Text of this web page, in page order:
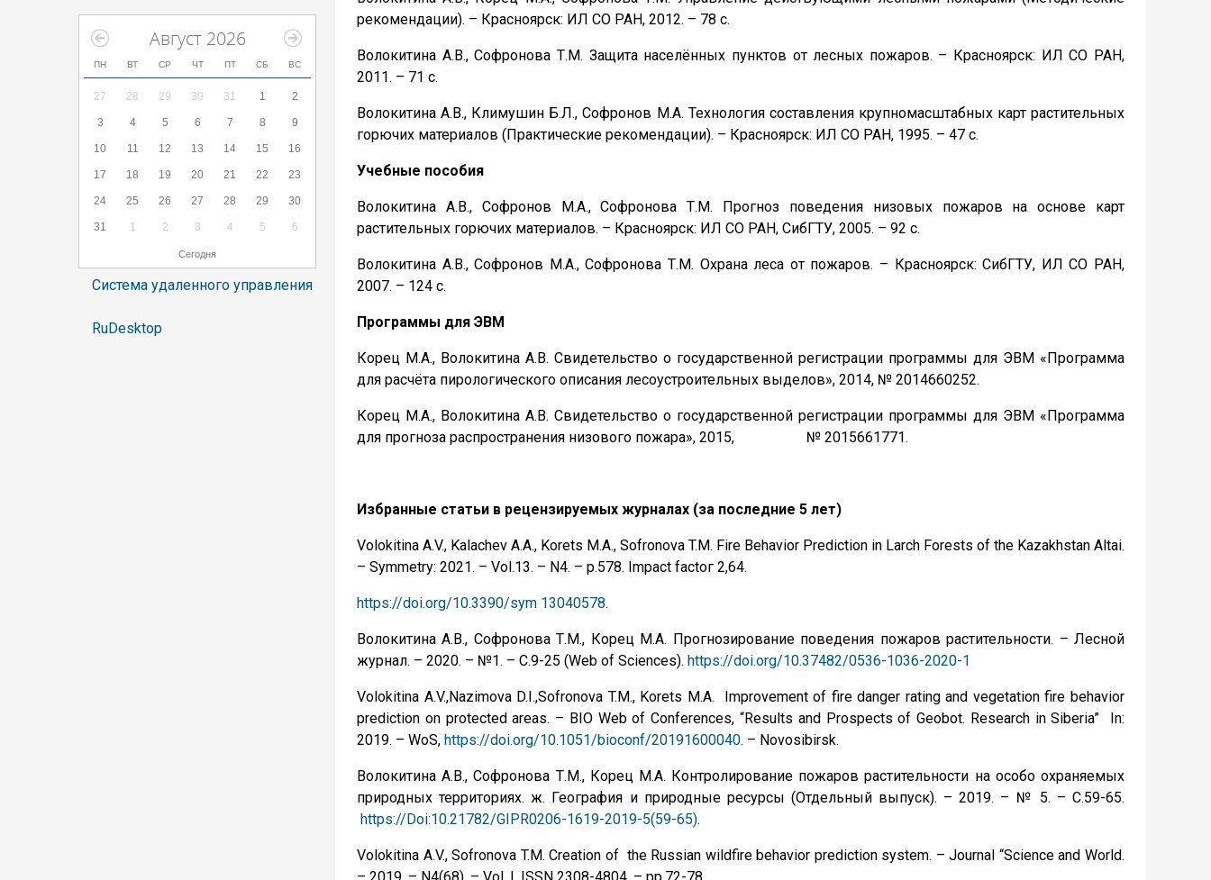
Август 2026
ПН ВТ СР ЧТ ПТ СБ ВС
27 28 29 30 31 1 2
3 4 5 6 7 8 9
10 11 12 13 14 15 16
17 18 19 20 21 22 23
24 25 26 27 28 29 30
31 1 2 3 4 5 6
Сегодня
Система удаленного управления
RuDesktop
рекомендации). – Красноярск: ИЛ СО РАН, 2012. – 78 с.
Волокитина А.В., Софронова Т.М. Защита населённых пунктов от лесных пожаров. – Красноярск: ИЛ СО РАН,
2011. – 71 с.
Волокитина А.В., Климушин Б.Л., Софронов М.А. Технология составления крупномасштабных карт растительных
горючих материалов (Практические рекомендации). – Красноярск: ИЛ СО РАН, 1995. – 47 с.
Учебные пособия
Волокитина А.В., Софронов М.А., Софронова Т.М. Прогноз поведения низовых пожаров на основе карт
растительных горючих материалов. – Красноярск: ИЛ СО РАН, СибГТУ, 2005. – 92 с.
Волокитина А.В., Софронов М.А., Софронова Т.М. Охрана леса от пожаров. – Красноярск: СибГТУ, ИЛ СО РАН,
2007. – 124 с.
Программы для ЭВМ
Корец М.А., Волокитина А.В. Свидетельство о государственной регистрации программы для ЭВМ «Программа
для расчёта пирологического описания лесоустроительных выделов», 2014, № 2014660252.
Корец М.А., Волокитина А.В. Свидетельство о государственной регистрации программы для ЭВМ «Программа
для прогноза распространения низового пожара», 2015, № 2015661771.
Избранные статьи в рецензируемых журналах (за последние 5 лет)
Volokitina A.V., Kalachev A.A., Korets M.A., Sofronova T.M. Fire Behavior Prediction in Larch Forests of the Kazakhstan Altai.
– Symmetry: 2021. – Vol.13. – N4. – p.578. Impact factoг 2,64.
https://doi.org/10.3390/sym 13040578.
Волокитина А.В., Софронова Т.М., Корец М.А. Прогнозирование поведения пожаров растительности. – Лесной
журнал. – 2020. – №1. – С.9-25 (Web of Sciences). https://doi.org/10.37482/0536-1036-2020-1
Volokitina A.V.,Nazimova D.I.,Sofronova T.M., Korets M.A. Improvement of fire danger rating and vegetation fire behavior
prediction on protected areas. – BIO Web of Conferences, “Results and Prospects of Geobot. Research in Siberia” In:
2019. – WoS, https://doi.org/10.1051/bioconf/20191600040. – Novosibirsk.
Волокитина А.В., Софронова Т.М., Корец М.А. Контролирование пожаров растительности на особо охраняемых
природных территориях. ж. География и природные ресурсы (Отдельный выпуск). – 2019. – № 5. – С.59-65.
https://Doi:10.21782/GIPR0206-1619-2019-5(59-65).
Volokitina A.V., Sofronova T.M. Creation of the Russian wildfire behavior prediction system. – Journal “Science and World.